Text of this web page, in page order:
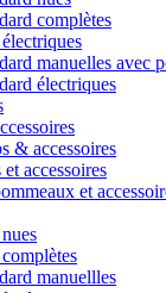
complètes
manuelles avec
électriques
& accessoires
accessoires
et
manuellles